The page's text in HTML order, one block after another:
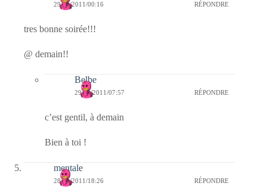
29/01/2011/00:16 RÉPONDRE
tres bonne soirée!!!
@ demain!!
Belbe
29/01/2011/07:57 RÉPONDRE
c’est gentil, à demain
Bien à toi !
mentale
28/01/2011/18:26 RÉPONDRE